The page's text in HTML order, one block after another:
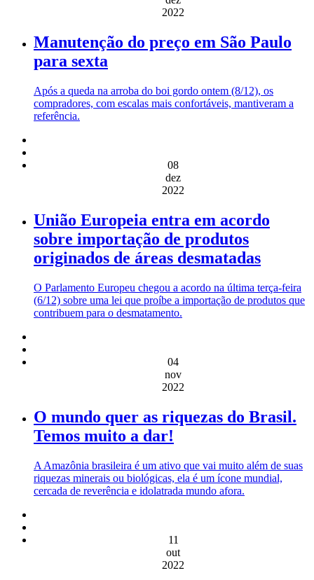
2022
Manutenção do preço em São Paulo
para sexta
Após a queda na arroba do boi gordo ontem (8/12), os
compradores, com escalas mais confortáveis, mantiveram a
referência.
08
dez
2022
União Europeia entra em acordo
sobre importação de produtos
originados de áreas desmatadas
O Parlamento Europeu chegou a acordo na última terça-feira
(6/12) sobre uma lei que proíbe a importação de produtos que
contribuem para o desmatamento.
04
nov
2022
O mundo quer as riquezas do Brasil.
Temos muito a dar!
A Amazônia brasileira é um ativo que vai muito além de suas
riquezas minerais ou biológicas, ela é um ícone mundial,
cercada de reverência e idolatrada mundo afora.
11
out
2022